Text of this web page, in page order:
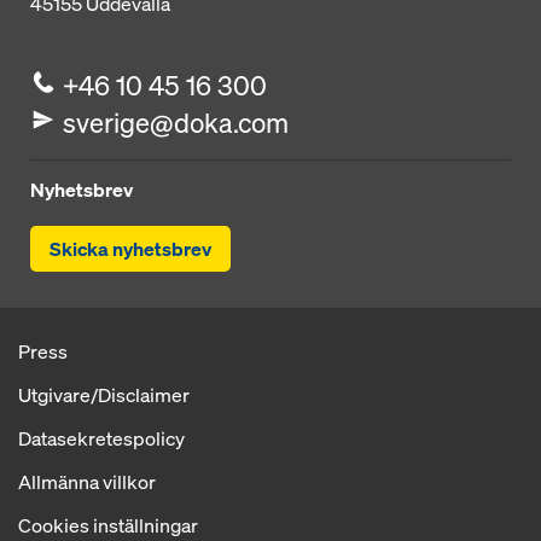
+46 10 45 16 300
sverige@doka.com
Nyhetsbrev
Skicka nyhetsbrev
Press
Utgivare/Disclaimer
Datasekretespolicy
Allmänna villkor
Cookies inställningar